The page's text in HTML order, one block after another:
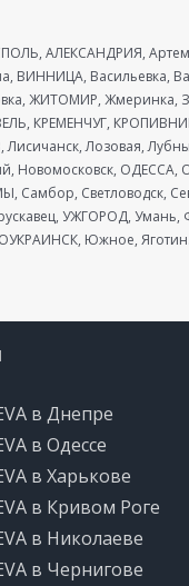
АЛЕКСАНДРИЯ,
ВИННИЦА, Васильевка,
ЖИТОМИР,
КРЕМЕНЧУГ,
Лисичанск, Лозовая,
Новомосковск, ОДЕССА,
Светловодск,
УЖГОРОД,
Южное, Яготин.
в Днепре
в Одессе
в Харькове
в Кривом Роге
в Николаеве
в Чернигове